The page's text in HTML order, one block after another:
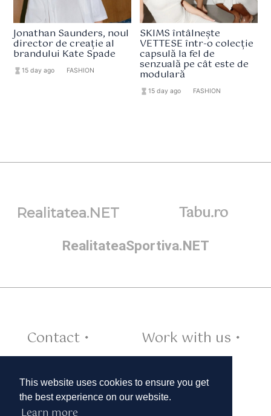
This website uses cookies to ensure you get
the best experience on our website.
Jonathan Saunders, noul
director de creație al
brandului Kate Spade
hourglass_full15 day ago FASHION
SKIMS întâlnește
VETTESE într-o colecție
capsulă la fel de
senzuală pe cât este de
modulară
hourglass_full 15 day ago FASHION
Realitatea.NET Tabu.ro
RealitateaSportiva.NET
Contact •
Work with us •
Cookies •